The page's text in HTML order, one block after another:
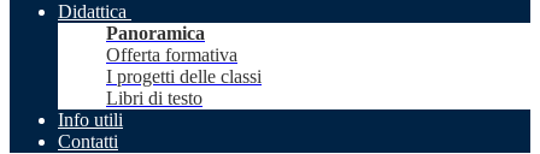
Didattica
Panoramica
Offerta formativa
I progetti delle classi
Libri di testo
Info utili
Contatti